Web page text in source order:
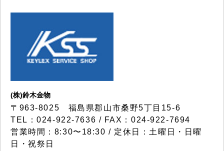
(株)鈴木金物
〒963-8025 福島県郡山市桑野5丁目15-6
TEL：024-922-7636 / FAX：024-922-7694
営業時間：8:30〜18:30 / 定休日：土曜日・日曜
日・祝祭日